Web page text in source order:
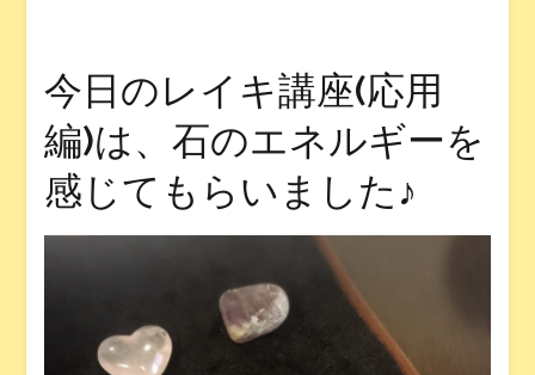
今日のレイキ講座(応用
編)は、石のエネルギーを
感じてもらいました♪